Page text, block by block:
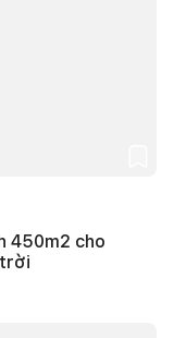
450m2 cho
trời